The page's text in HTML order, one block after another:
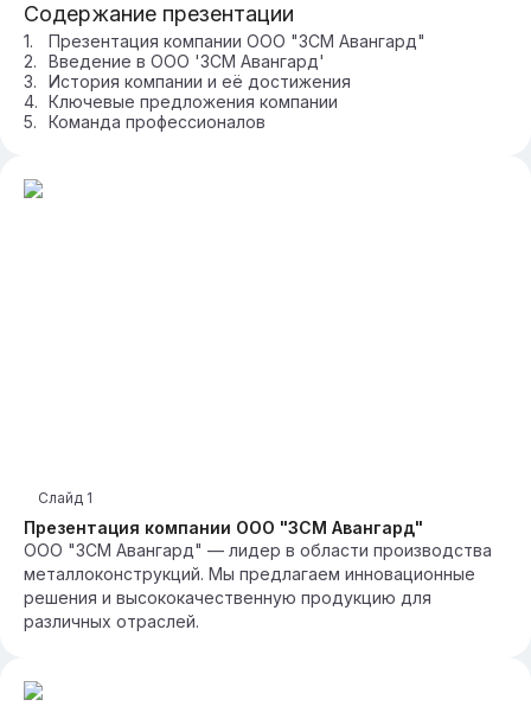
Содержание презентации
Презентация компании ООО "ЗСМ Авангард"
Введение в ООО 'ЗСМ Авангард'
История компании и её достижения
Ключевые предложения компании
Команда профессионалов
Презентация компании ООО "ЗСМ Авангард"
Слайд 1
ООО "ЗСМ Авангард" — лидер в области производства
металлоконструкций. Мы предлагаем инновационные
решения и высококачественную продукцию для
различных отраслей.